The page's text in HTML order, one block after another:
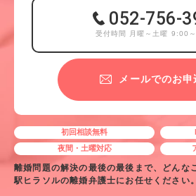
052-756-
受付時間 月曜～土曜 9:00
メールでのお申
初回相談無料
夜間・土曜対応
離婚問題の解決の最後の最後まで、どんな
駅ヒラソルの離婚弁護士にお任せください。